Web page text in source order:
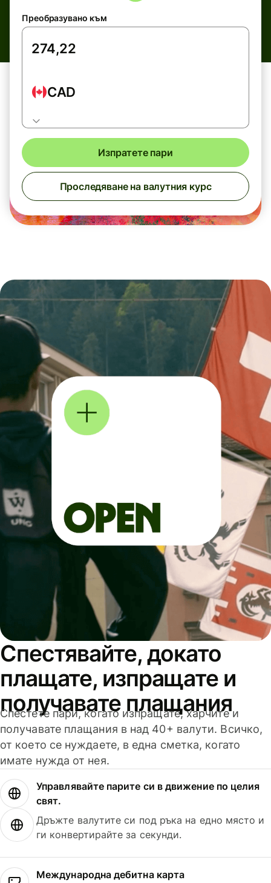
Преобразувано към
CAD
Изпратете пари
Проследяване на валутния курс
Спестявайте, докато
плащате, изпращате и
получавате плащания
Спестете пари, когато изпращате, харчите и
получавате плащания в над 40+ валути. Всичко,
от което се нуждаете, в една сметка, когато
имате нужда от нея.
Управлявайте парите си в движение по целия
свят.
Дръжте валутите си под ръка на едно място и
ги конвертирайте за секунди.
Международна дебитна карта